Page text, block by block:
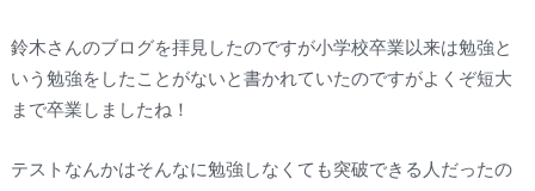
鈴木さんのブログを拝見したのですが小学校卒業以来は勉強と
いう勉強をしたことがないと書かれていたのですがよくぞ短大
まで卒業しましたね！
テストなんかはそんなに勉強しなくても突破できる人だったの